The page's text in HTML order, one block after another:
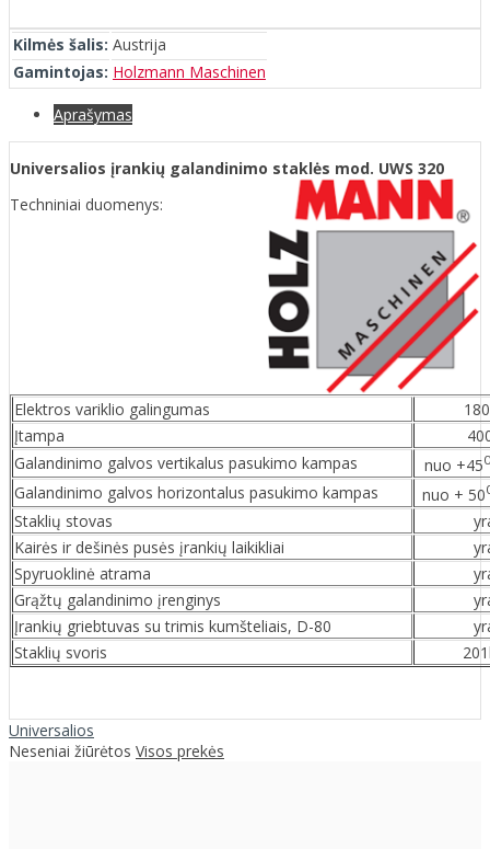
Kilmės šalis: Austrija
Gamintojas: Holzmann Maschinen
Aprašymas
Universalios įrankių galandinimo staklės mod. UWS 320
Techniniai duomenys:
Elektros variklio galingumas
Įtampa
Galandinimo galvos vertikalus pasukimo kampas
nuo +450
Galandinimo galvos horizontalus pasukimo kampas nuo + 50
Staklių stovas
Kairės ir dešinės pusės įrankių laikikliai
Spyruoklinė atrama
Grąžtų galandinimo įrenginys
Įrankių griebtuvas su trimis kumšteliais, D-80
Staklių svoris
Universalios
Neseniai žiūrėtos Visos prekės